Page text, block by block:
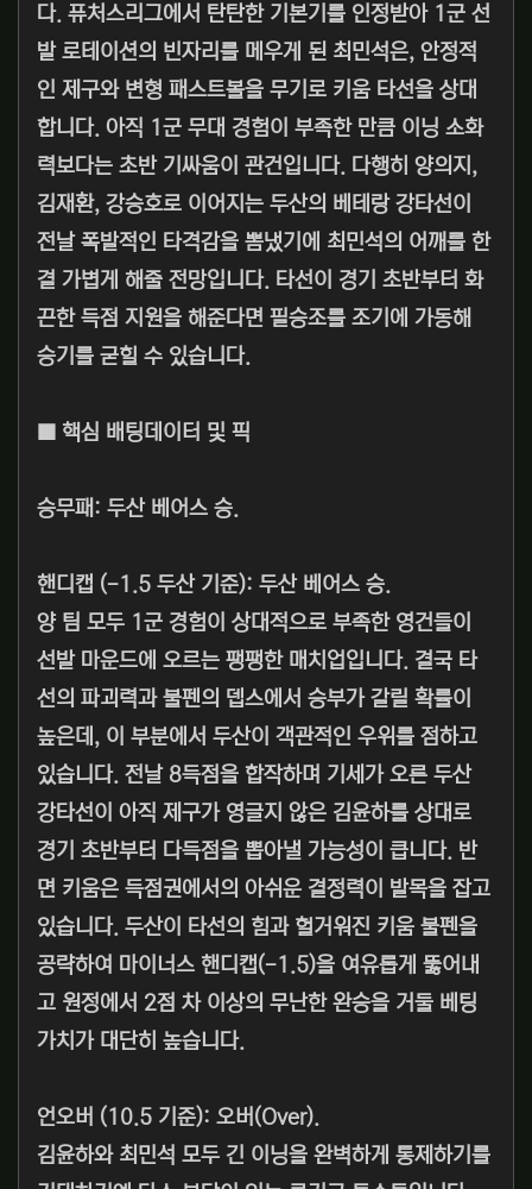
다. 퓨처스리그에서 탄탄한 기본기를 인정받아 1군 선
발 로테이션의 빈자리를 메우게 된 최민석은, 안정적
인 제구와 변형 패스트볼을 무기로 키움 타선을 상대
합니다. 아직 1군 무대 경험이 부족한 만큼 이닝 소화
력보다는 초반 기싸움이 관건입니다. 다행히 양의지,
김재환, 강승호로 이어지는 두산의 베테랑 강타선이
전날 폭발적인 타격감을 뽐냈기에 최민석의 어깨를 한
결 가볍게 해줄 전망입니다. 타선이 경기 초반부터 화
끈한 득점 지원을 해준다면 필승조를 조기에 가동해
승기를 굳힐 수 있습니다.
■ 핵심 배팅데이터 및 픽
승무패: 두산 베어스 승.
핸디캡 (-1.5 두산 기준): 두산 베어스 승.
양 팀 모두 1군 경험이 상대적으로 부족한 영건들이
선발 마운드에 오르는 팽팽한 매치업입니다. 결국 타
선의 파괴력과 불펜의 뎁스에서 승부가 갈릴 확률이
높은데, 이 부분에서 두산이 객관적인 우위를 점하고
있습니다. 전날 8득점을 합작하며 기세가 오른 두산
강타선이 아직 제구가 영글지 않은 김윤하를 상대로
경기 초반부터 다득점을 뽑아낼 가능성이 큽니다. 반
면 키움은 득점권에서의 아쉬운 결정력이 발목을 잡고
있습니다. 두산이 타선의 힘과 헐거워진 키움 불펜을
공략하여 마이너스 핸디캡(-1.5)을 여유롭게 뚫어내
고 원정에서 2점 차 이상의 무난한 완승을 거둘 베팅
가치가 대단히 높습니다.
언오버 (10.5 기준): 오버(Over).
김윤하와 최민석 모두 긴 이닝을 완벽하게 통제하기를